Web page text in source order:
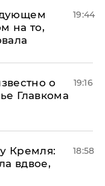
на то,
19:44
о
Главкома
19:16
Кремля:
вдвое,
18:58